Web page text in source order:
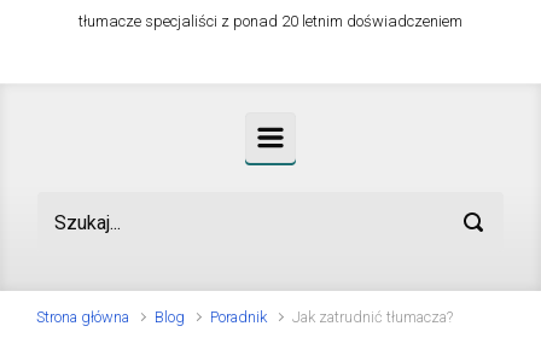
tłumacze specjaliści z ponad 20 letnim doświadczeniem
Strona główna Blog Poradnik Jak zatrudnić tłumacza?